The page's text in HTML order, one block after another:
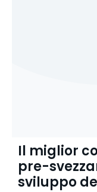
Il miglior
pre-
sviluppo